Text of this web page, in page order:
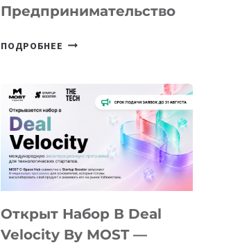
Предпринимательство
ПОДРОБНЕЕ ОТ
АЛМАТЫ:
YOUTH
CAMP
ДАЛ
ПОДРОСТКАМ
БИЛЕТ
Открыт Набор В Deal
Velocity By MOST —